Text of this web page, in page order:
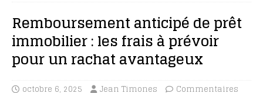
Remboursement anticipé de prêt
immobilier : les frais à prévoir
pour un rachat avantageux
octobre 6, 2025 Jean Timones
Commentaires